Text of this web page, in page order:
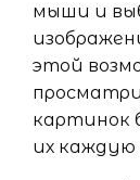
мыши и
этой
картинок
их каждую